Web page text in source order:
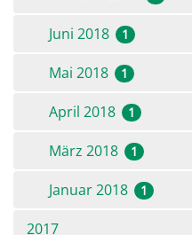
Juni 2018 1
Mai 2018 1
April 2018 1
März 2018 1
Januar 2018 1
2017